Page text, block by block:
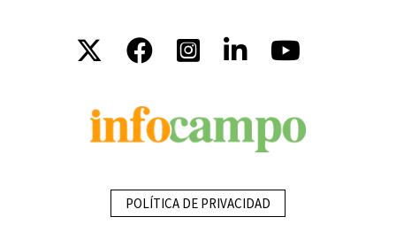
POLÍTICA DE PRIVACIDAD